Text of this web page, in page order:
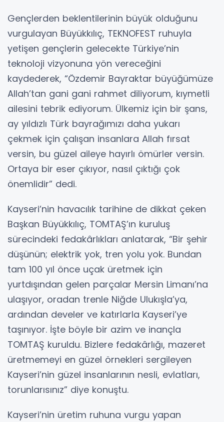
Gençlerden beklentilerinin büyük olduğunu
vurgulayan Büyükkılıç, TEKNOFEST ruhuyla
yetişen gençlerin gelecekte Türkiye’nin
teknoloji vizyonuna yön vereceğini
kaydederek, “Özdemir Bayraktar büyüğümüze
Allah’tan gani gani rahmet diliyorum, kıymetli
ailesini tebrik ediyorum. Ülkemiz için bir şans,
ay yıldızlı Türk bayrağımızı daha yukarı
çekmek için çalışan insanlara Allah fırsat
versin, bu güzel aileye hayırlı ömürler versin.
Ortaya bir eser çıkıyor, nasıl çıktığı çok
önemlidir” dedi.
Kayseri’nin havacılık tarihine de dikkat çeken
Başkan Büyükkılıç, TOMTAŞ’ın kuruluş
sürecindeki fedakârlıkları anlatarak, “Bir şehir
düşünün; elektrik yok, tren yolu yok. Bundan
tam 100 yıl önce uçak üretmek için
yurtdışından gelen parçalar Mersin Limanı’na
ulaşıyor, oradan trenle Niğde Ulukışla’ya,
ardından develer ve katırlarla Kayseri’ye
taşınıyor. İşte böyle bir azim ve inançla
TOMTAŞ kuruldu. Bizlere fedakârlığı, mazeret
üretmemeyi en güzel örnekleri sergileyen
Kayseri’nin güzel insanlarının nesli, evlatları,
torunlarısınız” diye konuştu.
Kayseri’nin üretim ruhuna vurgu yapan